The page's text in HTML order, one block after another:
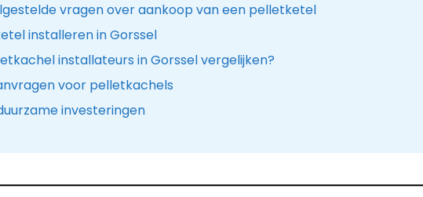
vragen over aankoop van een pelletketel
installeren in Gorssel
installateurs in Gorssel vergelijken?
voor pelletkachels
investeringen